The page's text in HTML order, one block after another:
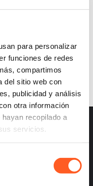
para personalizar
funciones de redes
compartimos
del sitio web con
publicidad y análisis
otra información
recopilado a
servicios.